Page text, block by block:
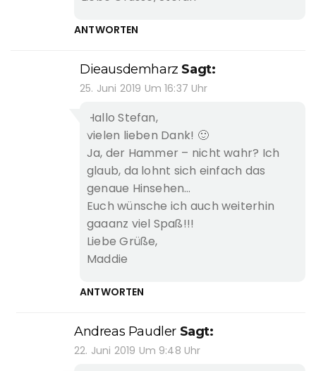
ANTWORTEN
Dieausdemharz Sagt:
25. Juni 2019 Um 16:37 Uhr
Hallo Stefan,
vielen lieben Dank! 🙂
Ja, der Hammer – nicht wahr? Ich
glaub, da lohnt sich einfach das
genaue Hinsehen…
Euch wünsche ich auch weiterhin
gaaanz viel Spaß!!!
Liebe Grüße,
Maddie
ANTWORTEN
Andreas Paudler Sagt:
22. Juni 2019 Um 9:48 Uhr